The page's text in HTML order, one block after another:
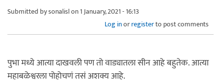
Submitted bysonalislon 1 January, 2021 - 16:13
Log inorregisterto post comments
पुभा मध्ये आत्या दाखवली पण तो वाड्यातला सीन आहे बहुतेक. आत्या
महाबळेश्वरला पोहोचणं तसं अशक्य आहे.